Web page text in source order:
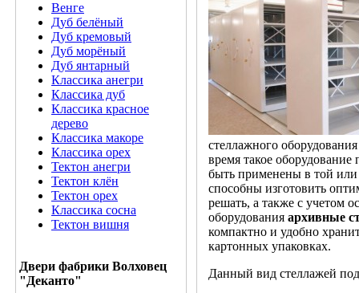
Венге
Дуб белёный
Дуб кремовый
Дуб морёный
Дуб янтарный
Классика анегри
Классика дуб
Классика красное
дерево
Классика макоре
Классика орех
Тектон анегри
Тектон клён
Тектон орех
Классика сосна
Тектон вишня
Двери фабрики Волховец
"Деканто"
стеллажного
время такое
быть применены в той или
способны изготовить
решать, а также с учетом
оборудования архивные
компактно и удобно
картонных упаковках.
Данный вид стеллажей